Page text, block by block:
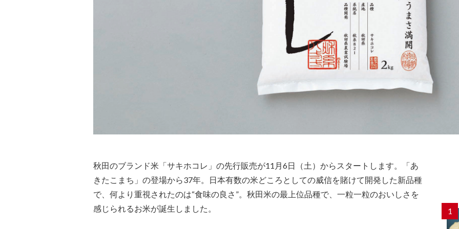
秋田のブランド米「サキホコレ」の先行販売が11月6日（土）からスタートします。「あ
きたこまち」の登場から37年。日本有数の米どころとしての威信を賭けて開発した新品種
で、何より重視されたのは“食味の良さ”。秋田米の最上位品種で、一粒一粒のおいしさを
感じられるお米が誕生しました。
1